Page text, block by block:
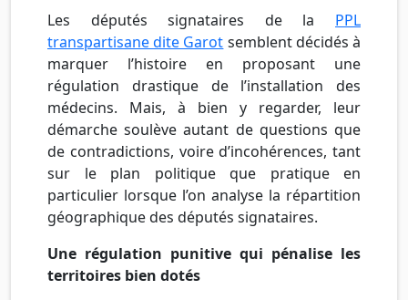
Les députés signataires de la PPL
transpartisane dite Garot semblent décidés à
marquer l’histoire en proposant une
régulation drastique de l’installation des
médecins. Mais, à bien y regarder, leur
démarche soulève autant de questions que
de contradictions, voire d’incohérences, tant
sur le plan politique que pratique en
particulier lorsque l’on analyse la répartition
géographique des députés signataires.
Une régulation punitive qui pénalise les
territoires bien dotés